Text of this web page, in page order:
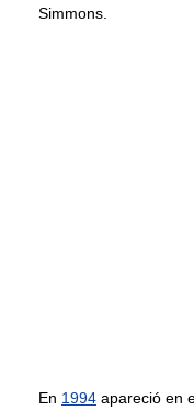
Simmons.
En 1994 apareció en